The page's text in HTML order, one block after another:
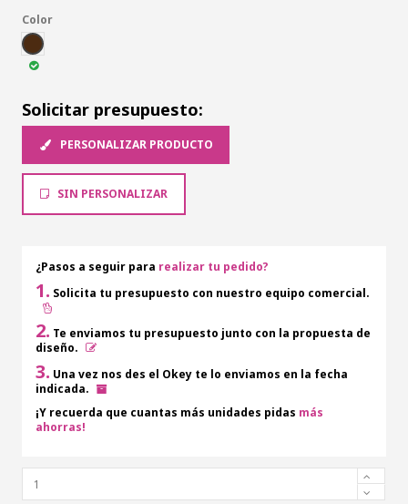
Color
MARR
Solicitar presupuesto:
PERSONALIZAR PRODUCTO
SIN PERSONALIZAR
¿Pasos a seguir para realizar tu pedido?
1. Solicita tu presupuesto con nuestro equipo comercial.
2. Te enviamos tu presupuesto junto con la propuesta de
diseño.
3. Una vez nos des el Okey te lo enviamos en la fecha
indicada.
¡Y recuerda que cuantas más unidades pidas más
ahorras!